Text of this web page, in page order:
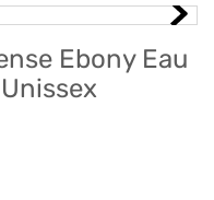
Ebony Eau